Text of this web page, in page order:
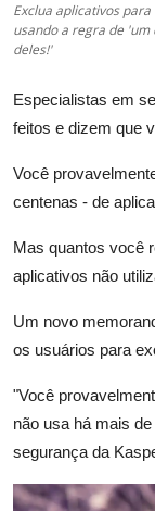
Exclua aplicativos
usando a regra de
deles!'
Especialistas em
feitos e dizem que
Você
centenas - de
Mas quantos você
aplicativos não
Um novo
os usuários para
"Você
não usa há mais
segurança da